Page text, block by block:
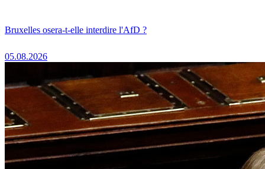
Bruxelles osera-t-elle interdire l'AfD ?
05.08.2026